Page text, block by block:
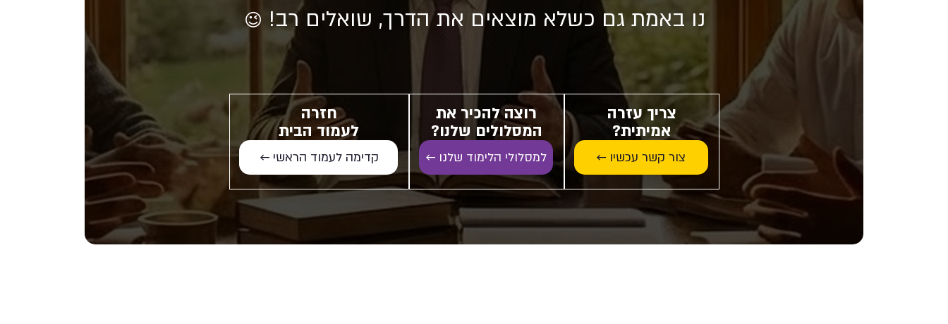
נו באמת גם כשלא מוצאים את הדרך, שואלים רב! 😉
צריך עזרה
אמיתית?
צור קשר עכשיו ←
רוצה להכיר את
המסלולים שלנו?
למסלולי הלימוד שלנו ←
חזרה
לעמוד הבית
קדימה לעמוד הראשי ←